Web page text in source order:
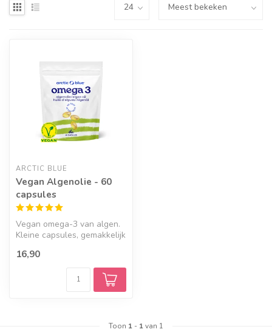
ARCTIC BLUE
Vegan Algenolie - 60
capsules
Vegan omega-3 van algen.
Kleine capsules, gemakkelijk
16,90
Toon 1 - 1van 1